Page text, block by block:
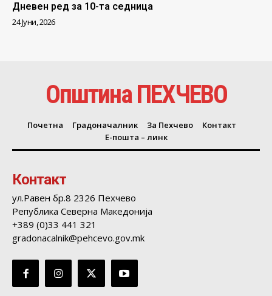
Дневен ред за 10-та седница
24 Јуни, 2026
Општина ПЕХЧЕВО
Почетна Градоначалник За Пехчево
Контакт
Е-пошта – линк
Контакт
ул.Равен бр.8 2326 Пехчево
Република Северна Македонија
+389 (0)33 441 321
gradonacalnik@pehcevo.gov.mk